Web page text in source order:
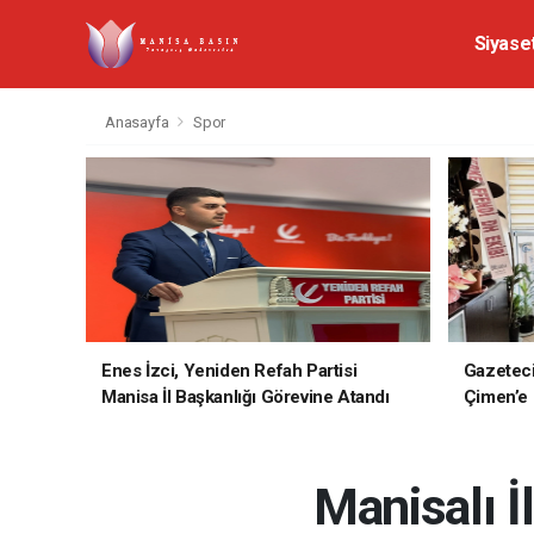
Anasayfa Spor
Enes İzci, Yeniden Refah Partisi
Manisa İl Başkanlığı Görevine Atandı
Manisalı